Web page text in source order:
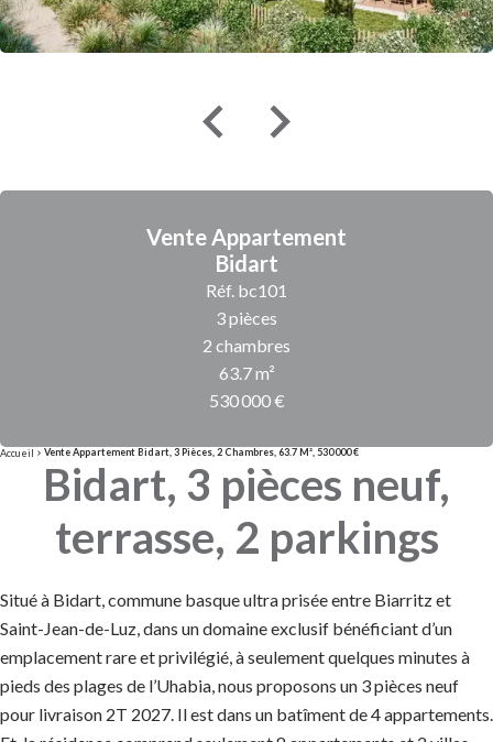
Vente Appartement
Bidart
Réf. bc101
3 pièces
2 chambres
63.7 m²
530 000 €
Accueil Vente Appartement Bidart, 3 Pièces, 2 Chambres, 63.7 M², 530 000 €
Bidart, 3 pièces neuf,
terrasse, 2 parkings
Situé à Bidart, commune basque ultra prisée entre Biarritz et
Saint-Jean-de-Luz, dans un domaine exclusif bénéficiant d’un
emplacement rare et privilégié, à seulement quelques minutes à
pieds des plages de l’Uhabia, nous proposons un 3 pièces neuf
pour livraison 2T 2027. Il est dans un batîment de 4 appartements.